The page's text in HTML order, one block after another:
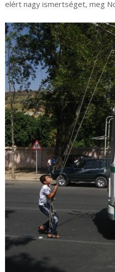
elért nagy ismertséget, meg